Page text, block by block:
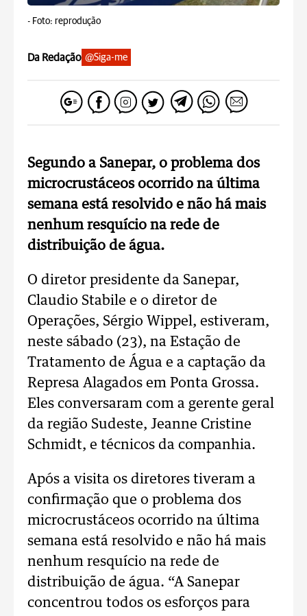
- Foto: reprodução
Da Redação @Siga-me
Segundo a Sanepar, o problema dos
microcrustáceos ocorrido na última
semana está resolvido e não há mais
nenhum resquício na rede de
distribuição de água.
O diretor presidente da Sanepar,
Claudio Stabile e o diretor de
Operações, Sérgio Wippel, estiveram,
neste sábado (23), na Estação de
Tratamento de Água e a captação da
Represa Alagados em Ponta Grossa.
Eles conversaram com a gerente geral
da região Sudeste, Jeanne Cristine
Schmidt, e técnicos da companhia.
Após a visita os diretores tiveram a
confirmação que o problema dos
microcrustáceos ocorrido na última
semana está resolvido e não há mais
nenhum resquício na rede de
distribuição de água. “A Sanepar
concentrou todos os esforços para